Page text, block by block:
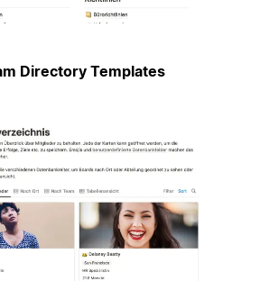
Directory Templates